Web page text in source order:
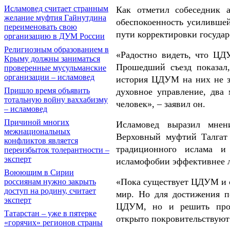
Исламовед считает странным
желание муфтия Гайнутдина
переименовать свою
организацию в ДУМ России
Религиозным образованием в
Крыму должны заниматься
проверенные мусульманские
организации – исламовед
Пришло время объявить
тотальную войну ваххабизму
– исламовед
Причиной многих
межнациональных
конфликтов является
переизбыток толерантности –
эксперт
Воюющим в Сирии
россиянам нужно закрыть
доступ на родину, считает
эксперт
Татарстан – уже в пятерке
«горячих» регионов страны
Как отметил собеседник
обеспокоенность
пути корректировки
«Радостно видеть, что
Прошедший съезд
история ЦДУМ на них не
духовное управление,
человек», – заявил он.
Исламовед выразил
Верховный муфтий
традиционного ислама и
исламофобии эффективнее
«Пока существует ЦДУМ и
мир. Но для достижения
ЦДУМ, но и решить
открыто